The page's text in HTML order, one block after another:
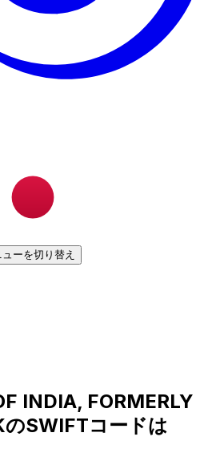
ューを切り替え
INDIA, FORMERLY
SWIFTコードは